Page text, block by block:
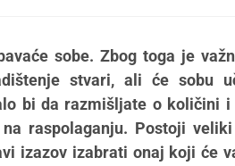
sobe. Zbog toga je
stvari, ali će sobu
bi da razmišljate o količini i
raspolaganju. Postoji
izazov izabrati onaj koji će